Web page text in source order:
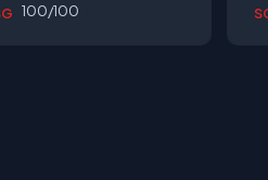
100/100